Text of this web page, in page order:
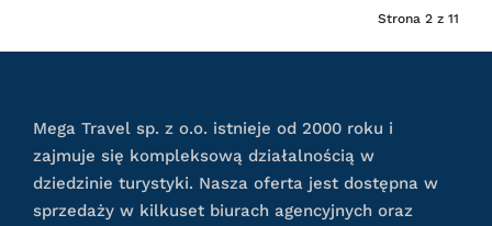
Strona 2 z 11
Mega Travel sp. z o.o. istnieje od 2000 roku i
zajmuje się kompleksową działalnością w
dziedzinie turystyki. Nasza oferta jest dostępna w
sprzedaży w kilkuset biurach agencyjnych oraz